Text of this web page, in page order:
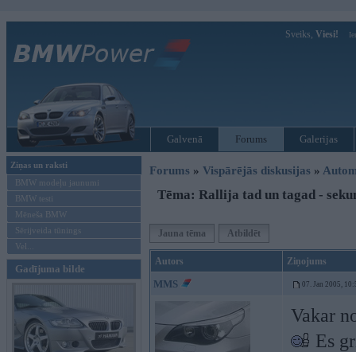
Sveiks, Viesi!
Galvenā Forums Galerijas
Ziņas un raksti
BMW modeļu jaunumi
BMW testi
Mēneša BMW
Sērijveida tūnings
Vel...
Gadījuma bilde
Forums » Vispārējās diskusijas »
Tēma: Rallija tad un tagad -
Jauna tēma Atbildēt
Autors Ziņojums
MMS 07. Jan 2005,
Vakar
Es